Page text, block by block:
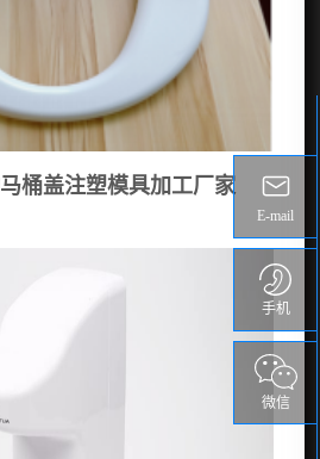
桶盖注塑模具加工厂家
E-mail
手机
微信